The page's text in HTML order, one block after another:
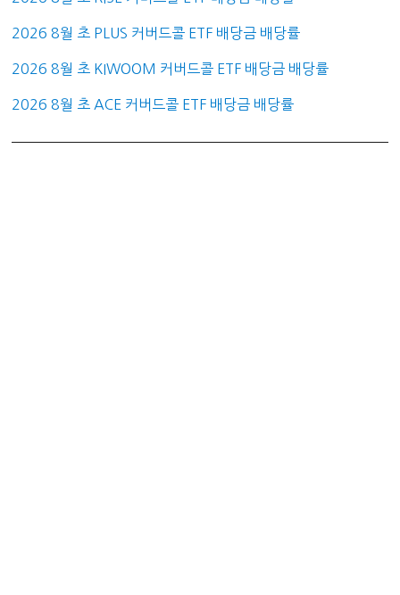
2026 8월 초 PLUS 커버드콜 ETF 배당금 배당률
2026 8월 초 KIWOOM 커버드콜 ETF 배당금 배당률
2026 8월 초 ACE 커버드콜 ETF 배당금 배당률